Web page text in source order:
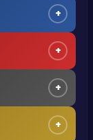
+
+
+
+